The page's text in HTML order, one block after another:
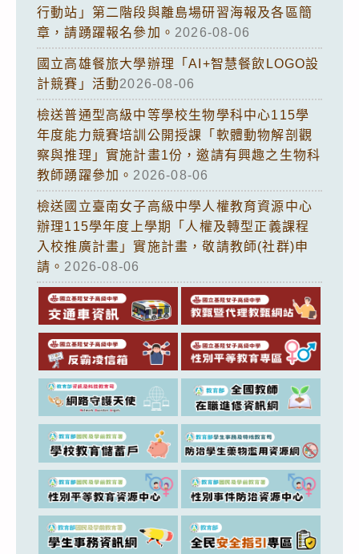
行動站」第二階段與離島場研習海報及各區簡
章，請踴躍報名參加。 2026-08-06
國立高雄餐旅大學辦理「AI+智慧餐飲LOGO設
計競賽」活動2026-08-06
檢送普通型高級中等學校生物學科中心115學
年度能力競賽培訓公開授課「軟體動物解剖觀
察與推理」實施計畫1份，邀請有興趣之生物科
教師踴躍參加。 2026-08-06
檢送國立臺南女子高級中學人權教育資源中心
辦理115學年度上學期「人權及轉型正義課程
入校推廣計畫」實施計畫，敬請教師(社群)申
請。 2026-08-06